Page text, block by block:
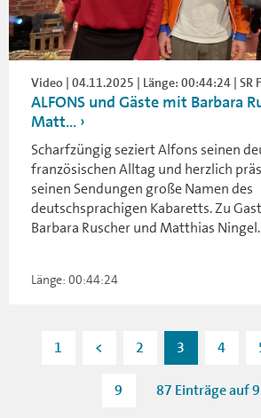
Video | 04.11.2025 | Länge: 00:44:24 | SR
ALFONS und Gäste mit Barbara
Matt...
Scharfzüngig seziert Alfons seinen
französischen Alltag und herzlich
seinen Sendungen große Namen des
deutschsprachigen Kabaretts. Zu
Barbara Ruscher und Matthias Ningel.
Länge: 00:44:24
1 < 2 3 4
9 87 Einträge auf